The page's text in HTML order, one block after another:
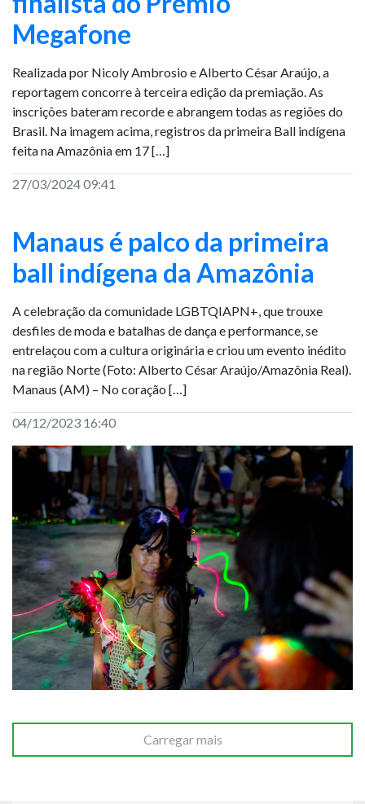
Megafone
Realizada por Nicoly Ambrosio e Alberto César Araújo, a
reportagem concorre à terceira edição da premiação. As
inscrições bateram recorde e abrangem todas as regiões do
Brasil. Na imagem acima, registros da primeira Ball indígena
feita na Amazônia em 17 […]
27/03/2024 09:41
Manaus é palco da primeira
ball indígena da Amazônia
A celebração da comunidade LGBTQIAPN+, que trouxe
desfiles de moda e batalhas de dança e performance, se
entrelaçou com a cultura originária e criou um evento inédito
na região Norte (Foto: Alberto César Araújo/Amazônia Real).
Manaus (AM) – No coração […]
04/12/2023 16:40
Carregar mais